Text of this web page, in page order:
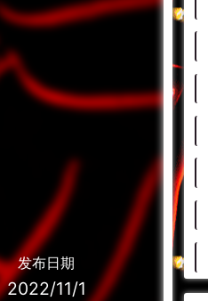
发布日期
2022/11/1